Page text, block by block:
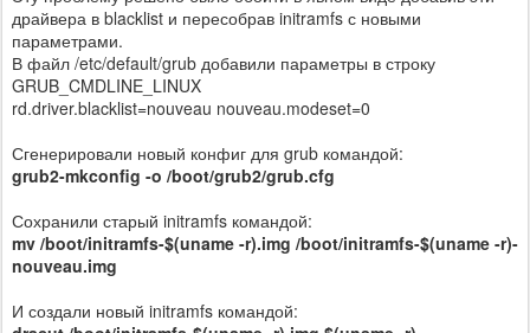
драйвера в blacklist и пересобрав initramfs с новыми
параметрами.
В файл /etc/default/grub добавили параметры в строку
GRUB_CMDLINE_LINUX
rd.driver.blacklist=nouveau nouveau.modeset=0
Сгенерировали новый конфиг для grub командой:
grub2-mkconfig -o /boot/grub2/grub.cfg
Сохранили старый initramfs командой:
mv /boot/initramfs-$(uname -r).img /boot/initramfs-$(uname -r)-
nouveau.img
И создали новый initramfs командой: